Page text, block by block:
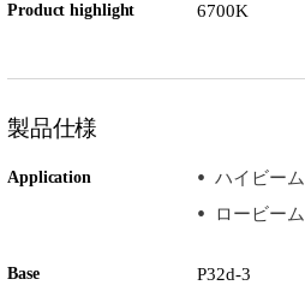
Product highlight 6700K
製品仕様
Application
ハイビーム
ロービーム
Base P32d-3